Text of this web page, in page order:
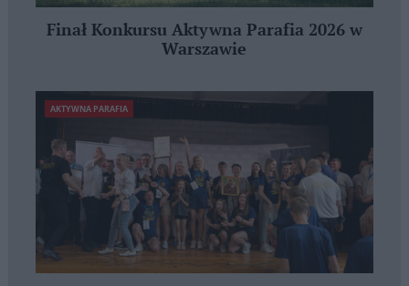
Finał Konkursu Aktywna Parafia 2026 w
Warszawie
AKTYWNA PARAFIA